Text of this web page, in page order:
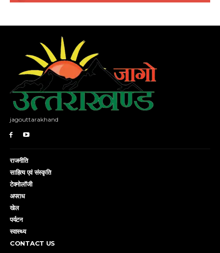
jagouttarakhand
राजनीति
साहित्य एवं संस्कृति
टेक्नोलॉजी
अपराध
खेल
पर्यटन
स्वास्थ्य
CONTACT US